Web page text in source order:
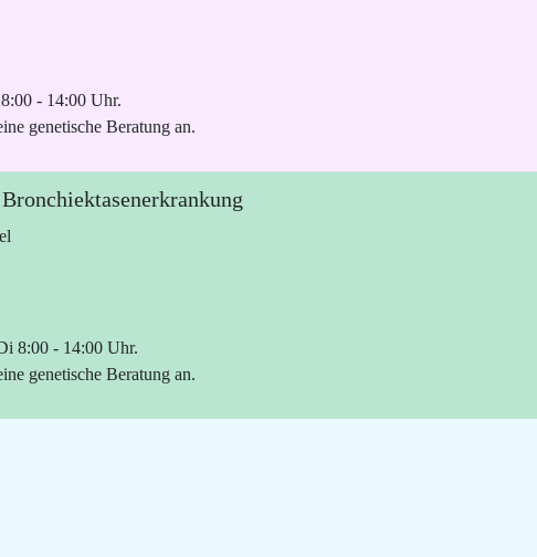
- 14:00 Uhr.
genetische Beratung an.
8:00 - 14:00 Uhr.
genetische Beratung an.